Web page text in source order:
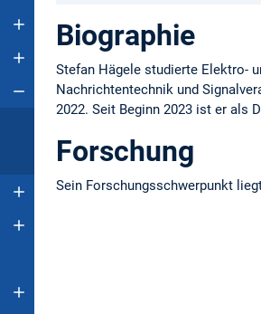
Biographie
Stefan Hägele studierte Elektro-
Nachrichtentechnik und
2022. Seit Beginn 2023 ist er als
Forschung
Sein Forschungsschwerpunkt